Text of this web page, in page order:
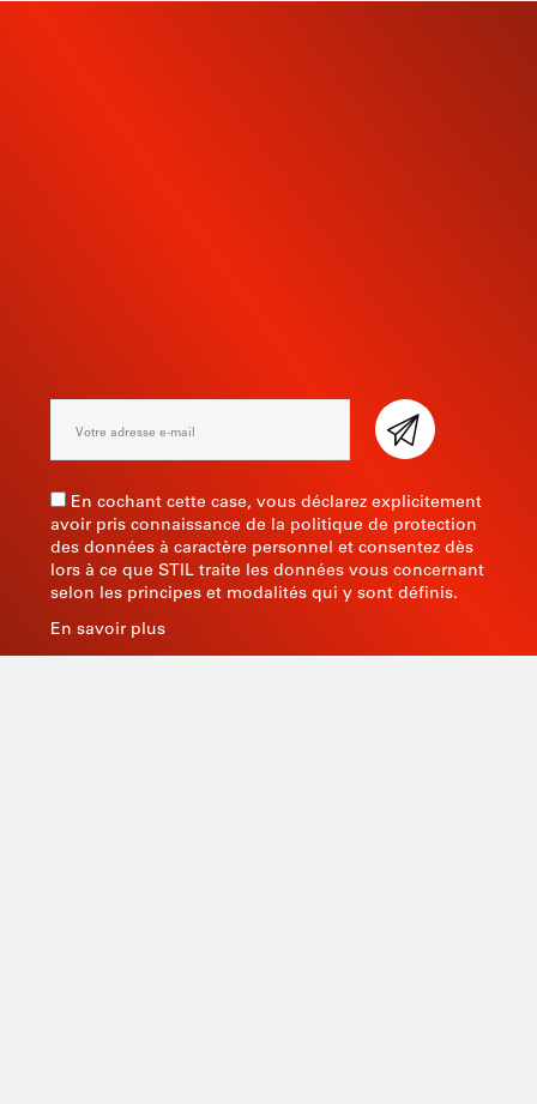
En cochant cette case, vous déclarez explicitement
avoir pris connaissance de la politique de protection
des données à caractère personnel et consentez dès
lors à ce que STIL traite les données vous concernant
selon les principes et modalités qui y sont définis.
En savoir plus